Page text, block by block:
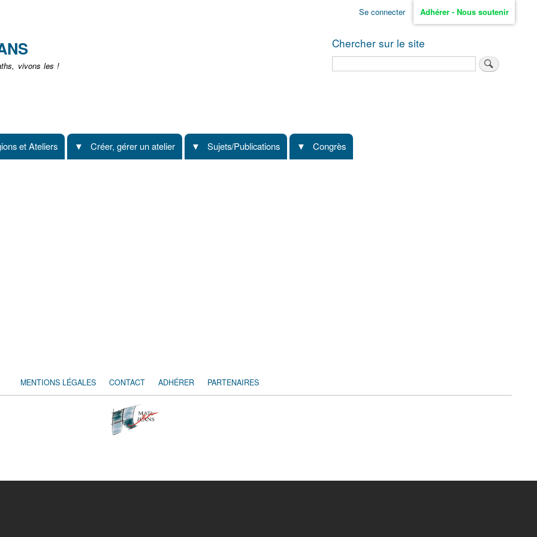
Se connecter Adhérer - Nous soutenir
vivons les !
Chercher sur le site
et Ateliers Créer, gérer un atelier Sujets/Publications Congrès
MENTIONS LÉGALES CONTACT ADHÉRER PARTENAIRES